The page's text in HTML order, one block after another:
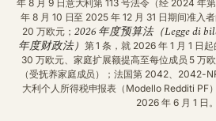
年 8 月 9 日意大利第 113 号法令（经 2024 年
年 8 月 10 日至 2025 年 12 月 31 日期间准入
20 万欧元； 2026 年度预算法（Legge di
年度财政法） 第 1 条，就 2026 年 1 月 1 日
30 万欧元、家庭扩展额提高至每位成员 5 万
（受抚养家庭成员）；法国第 2042、2042-
大利个人所得税申报表（Modello Redditi PF
2026 年 6 月 1 日。